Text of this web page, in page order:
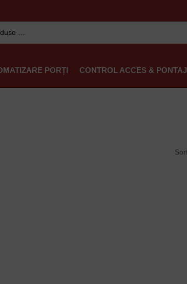
PORȚI CONTROL ACCES & PONTAJ